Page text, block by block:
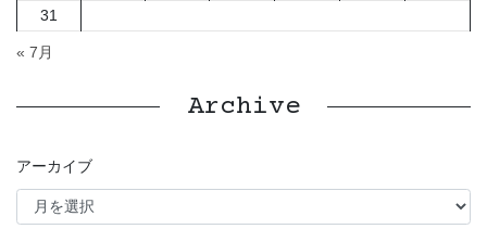
31
« 7月
Archive
アーカイブ